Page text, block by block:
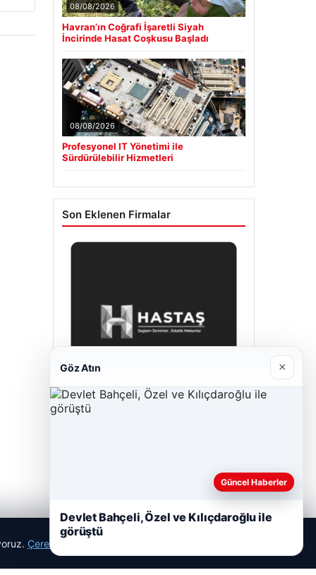
08/08/2026
Havran’ın Coğrafi İşaretli Siyah
İncirinde Hasat Coşkusu Başladı
08/08/2026
Profesyonel IT Yönetimi ile
Sürdürülebilir Hizmetleri
Son Eklenen Firmalar
Çerez Politikamız
Göz Atın ×
Güncel Haberler
Devlet Bahçeli, Özel ve Kılıçdaroğlu ile
görüştü